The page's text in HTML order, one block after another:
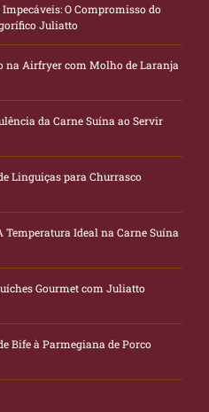
O Compromisso do
Juliatto
na Airfryer com Molho de Laranja
da Carne Suína ao Servir
Linguiças para Churrasco
Temperatura Ideal na Carne Suína
Gourmet com Juliatto
Bife à Parmegiana de Porco